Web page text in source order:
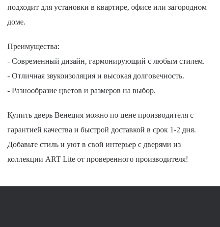
подходит для установки в квартире, офисе или загородном
доме.
Преимущества:
- Современный дизайн, гармонирующий с любым стилем.
- Отличная звукоизоляция и высокая долговечность.
- Разнообразие цветов и размеров на выбор.
Купить дверь Венеция можно по цене производителя с
гарантией качества и быстрой доставкой в срок 1-2 дня.
Добавьте стиль и уют в свой интерьер с дверями из
коллекции ART Lite от проверенного производителя!